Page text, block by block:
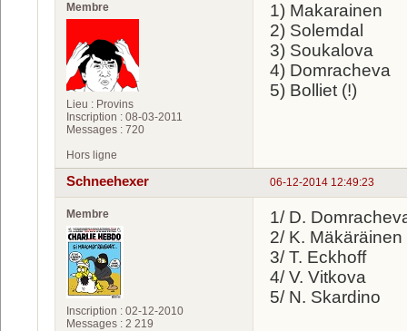
Membre
Lieu : Provins
Inscription : 08-03-2011
Messages : 720
1) Makarainen
2) Solemdal
3) Soukalova
4) Domracheva
5) Bolliet (!)
Hors ligne
06-12-2014 12:49:23
Schneehexer
Membre
Inscription : 02-12-2010
Messages : 2 219
1/ D.
2/ K. Mäkäräinen
3/ T. Eckhoff
4/ V. Vitkova
5/ N. Skardino